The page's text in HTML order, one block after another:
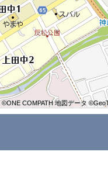
©ONE COMPATH 地図データ
©ONE COMPATH 地図データ
©ONE COMPATH 地図データ
©ONE COMPATH 地図データ
©ONE COMPATH 地図データ
©ONE COMPATH 地図データ
©ONE COMPATH 地図データ
©ONE COMPATH 地図データ
©ONE COMPATH 地図データ